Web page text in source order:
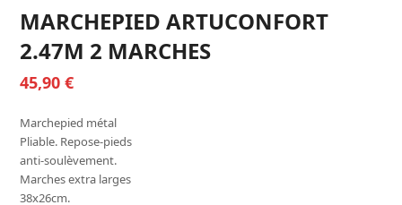
MARCHEPIED ARTUCONFORT
2.47M 2 MARCHES
45,90€
Marchepied métal
Pliable. Repose-pieds
anti-soulèvement.
Marches extra larges
38x26cm.